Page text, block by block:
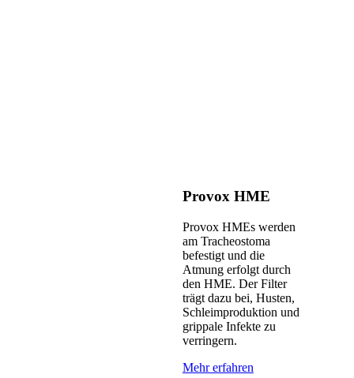
Provox HME
Provox HMEs werden
am Tracheostoma
befestigt und die
Atmung erfolgt durch
den HME. Der Filter
trägt dazu bei, Husten,
Schleimproduktion und
grippale Infekte zu
verringern.
Mehr erfahren